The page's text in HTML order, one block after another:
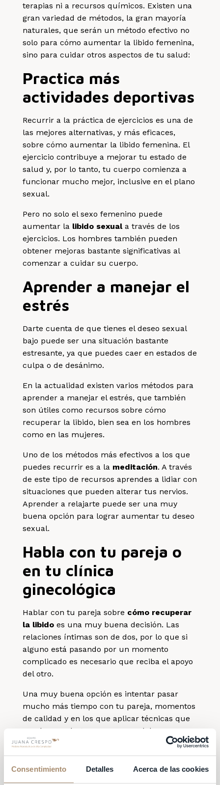
Consentimiento Detalles Acerca de las cookies
terapias ni a recursos químicos. Existen una
gran variedad de métodos, la gran mayoría
naturales, que serán un método efectivo no
solo para cómo aumentar la libido femenina,
sino para cuidar otros aspectos de tu salud:
Practica más
actividades deportivas
Recurrir a la práctica de ejercicios es una de
las mejores alternativas, y más eficaces,
sobre cómo aumentar la libido femenina. El
ejercicio contribuye a mejorar tu estado de
salud y, por lo tanto, tu cuerpo comienza a
funcionar mucho mejor, inclusive en el plano
sexual.
Pero no solo el sexo femenino puede
aumentar la libido sexuala través de los
ejercicios. Los hombres también pueden
obtener mejoras bastante significativas al
comenzar a cuidar su cuerpo.
Aprender a manejar el
estrés
Darte cuenta de que tienes el deseo sexual
bajo puede ser una situación bastante
estresante, ya que puedes caer en estados de
culpa o de desánimo.
En la actualidad existen varios métodos para
aprender a manejar el estrés, que también
son útiles como recursos sobre cómo
recuperar la libido, bien sea en los hombres
como en las mujeres.
Uno de los métodos más efectivos a los que
puedes recurrir es a la meditación. A través
de este tipo de recursos aprendes a lidiar con
situaciones que pueden alterar tus nervios.
Aprender a relajarte puede ser una muy
buena opción para lograr aumentar tu deseo
sexual.
Habla con tu pareja o
en tu clínica
ginecológica
Hablar con tu pareja sobre cómo recuperar
la libido es una muy buena decisión. Las
relaciones íntimas son de dos, por lo que si
alguno está pasando por un momento
complicado es necesario que reciba el apoyo
del otro.
Una muy buena opción es intentar pasar
mucho más tiempo con tu pareja, momentos
de calidad y en los que aplicar técnicas que
puedan ayudarte a recuperar el deseo
sexual.